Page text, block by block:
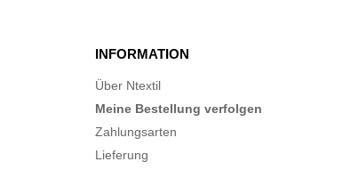
INFORMATION
Über Ntextil
Meine Bestellung verfolgen
Zahlungsarten
Lieferung